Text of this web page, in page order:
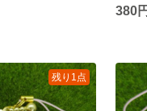
380円
残り1点